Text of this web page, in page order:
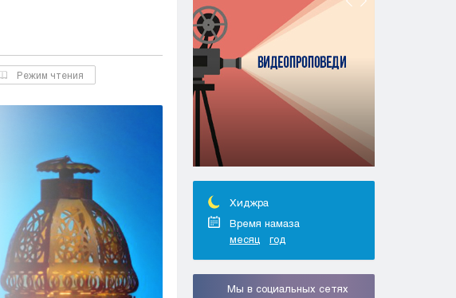
Жезказган
Караганда
Кокшетау
Костанай
Кызылорда
Павлодар
Петропавловск
Талдыкорган
Тараз
Туркестан
Усть-Каменогорск
Шымкент
Режим чтения
Хиджра
Время намаза
месяц
год
Мы в социальных сетях